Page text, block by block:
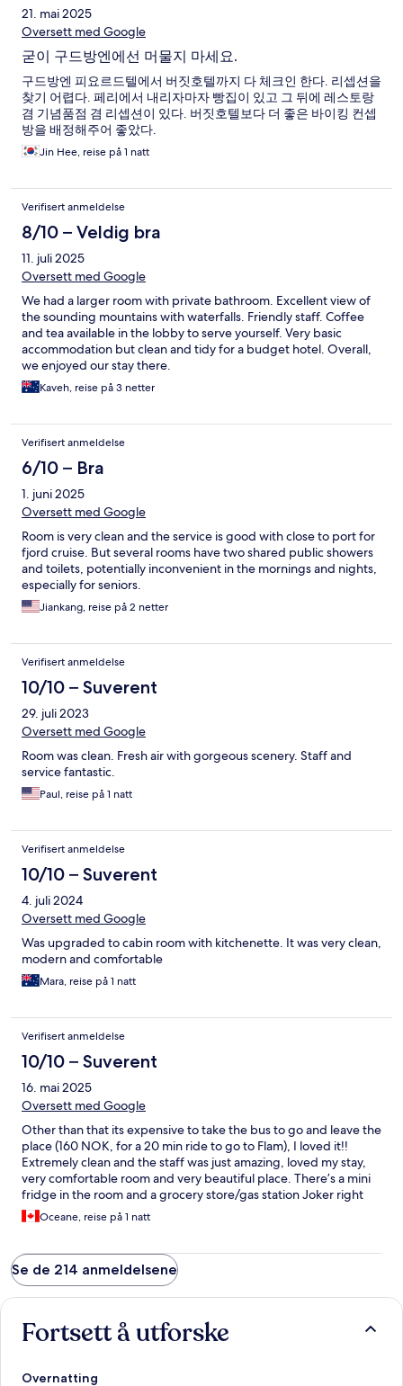
21. mai 2025
Oversett med Google
굳이 구드방엔에선 머물지 마세요.
구드방엔 피요르드텔에서 버짓호텔까지 다 체크인 한다. 리셉션을
찾기 어렵다. 페리에서 내리자마자 빵집이 있고 그 뒤에 레스토랑
겸 기념품점 겸 리셉션이 있다. 버짓호텔보다 더 좋은 바이킹 컨셉
방을 배정해주어 좋았다.
Jin Hee, reise på 1 natt
Verifisert anmeldelse
8/10 – Veldig bra
11. juli 2025
Oversett med Google
We had a larger room with private bathroom. Excellent view of
the sounding mountains with waterfalls. Friendly staff. Coffee
and tea available in the lobby to serve yourself. Very basic
accommodation but clean and tidy for a budget hotel. Overall,
we enjoyed our stay there.
Kaveh, reise på 3 netter
Verifisert anmeldelse
6/10 – Bra
1. juni 2025
Oversett med Google
Room is very clean and the service is good with close to port for
fjord cruise. But several rooms have two shared public showers
and toilets, potentially inconvenient in the mornings and nights,
especially for seniors.
Jiankang, reise på 2 netter
Verifisert anmeldelse
10/10 – Suverent
29. juli 2023
Oversett med Google
Room was clean. Fresh air with gorgeous scenery. Staff and
service fantastic.
Paul, reise på 1 natt
Verifisert anmeldelse
10/10 – Suverent
4. juli 2024
Oversett med Google
Was upgraded to cabin room with kitchenette. It was very clean,
modern and comfortable
Mara, reise på 1 natt
Verifisert anmeldelse
10/10 – Suverent
16. mai 2025
Oversett med Google
Other than that its expensive to take the bus to go and leave the
place (160 NOK, for a 20 min ride to go to Flam), I loved it!!
Extremely clean and the staff was just amazing, loved my stay,
very comfortable room and very beautiful place. There’s a mini
fridge in the room and a grocery store/gas station Joker right
across the river, a few steps away.
Oceane, reise på 1 natt
Se de 214 anmeldelsene
Fortsett å utforske
Overnatting